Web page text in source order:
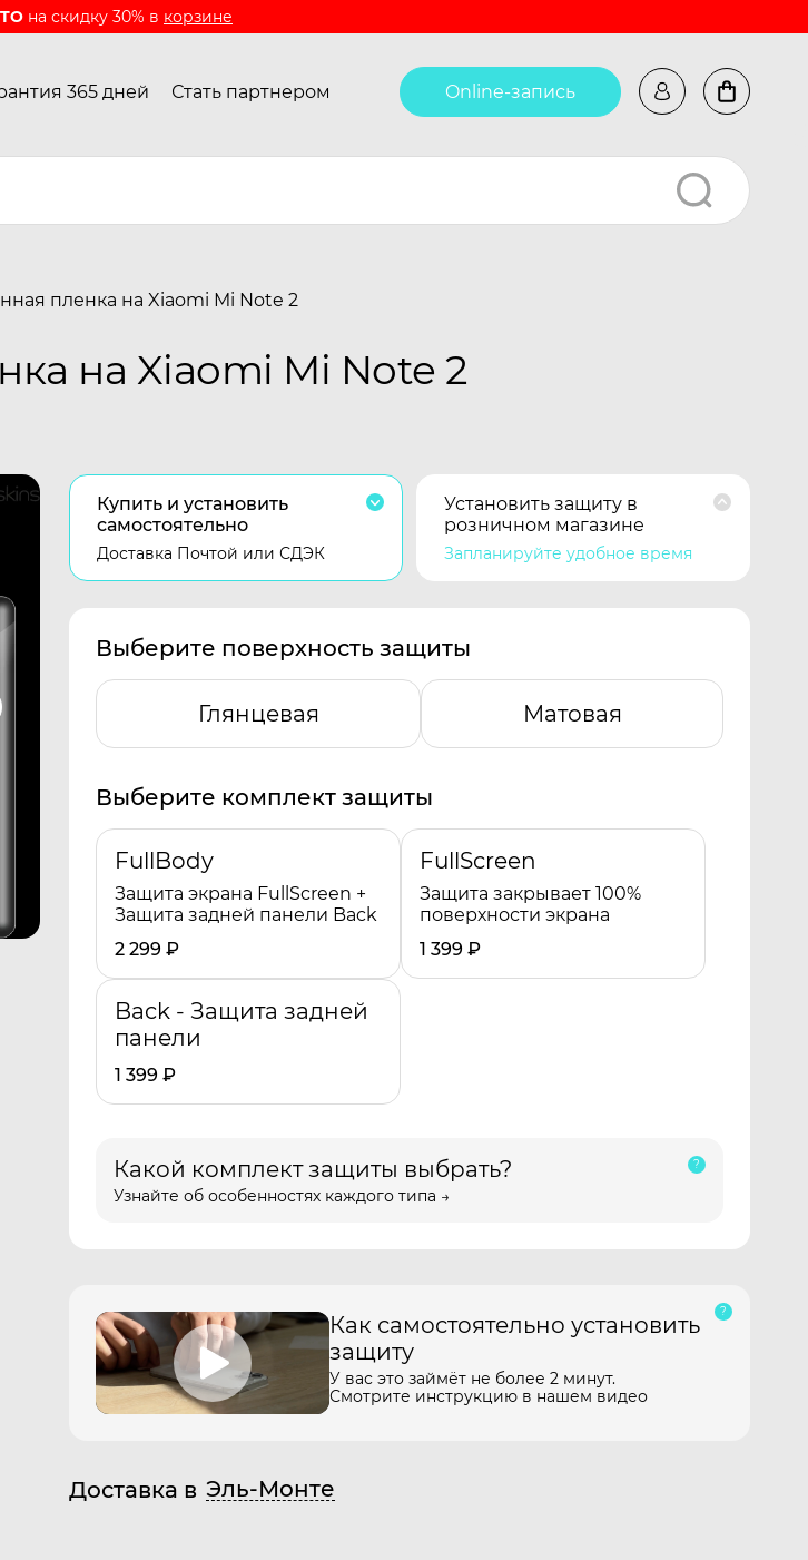
на скидку 30% в корзине
365 дней Стать партнером Online-запись
пленка на Xiaomi Mi Note 2
на Xiaomi Mi Note 2
Купить и установить
самостоятельно
Доставка Почтой или СДЭК
Установить защиту в
розничном магазине
Запланируйте удобное время
Выберите поверхность защиты
Глянцевая Матовая
Выберите комплект защиты
FullBody
Защита экрана FullScreen +
Защита задней панели Back
2 299 ₽
FullScreen
Защита закрывает 100%
поверхности экрана
1 399 ₽
Back - Защита задней
панели
1 399 ₽
Какой комплект защиты выбрать?
Узнайте об особенностях каждого типа →
Как самостоятельно установить
защиту
У вас это займёт не более 2 минут.
Смотрите инструкцию в нашем видео
Доставка в Эль-Монте